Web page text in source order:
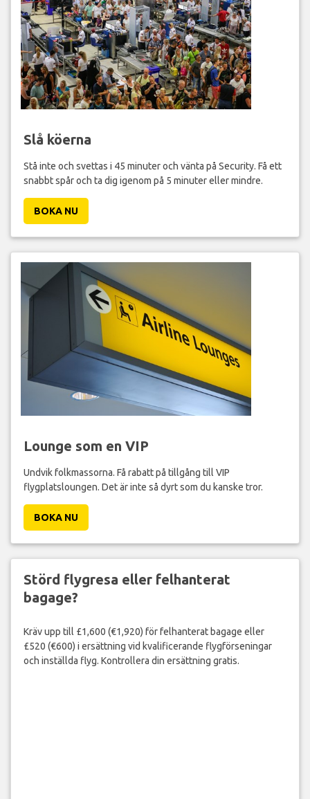
Slå köerna
Stå inte och svettas i 45 minuter och vänta på Security. Få ett
snabbt spår och ta dig igenom på 5 minuter eller mindre.
BOKA NU
Lounge som en VIP
Undvik folkmassorna. Få rabatt på tillgång till VIP
flygplatsloungen. Det är inte så dyrt som du kanske tror.
BOKA NU
Störd flygresa eller felhanterat
bagage?
Kräv upp till £1,600 (€1,920) för felhanterat bagage eller
£520 (€600) i ersättning vid kvalificerande flygförseningar
och inställda flyg. Kontrollera din ersättning gratis.